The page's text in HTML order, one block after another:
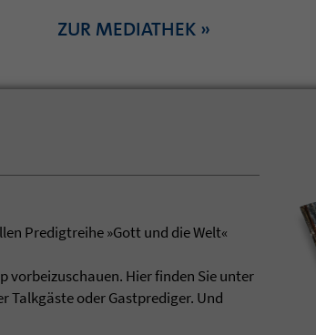
ZUR MEDIATHEK »
Predigtreihe »Gott und die Welt«
vorbeizuschauen. Hier finden Sie unter
Talkgäste oder Gastprediger. Und